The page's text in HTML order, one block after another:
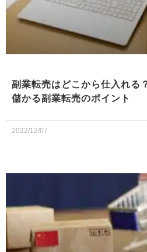
副業転売はどこから仕入れる
儲かる副業転売のポイント
2022/12/07